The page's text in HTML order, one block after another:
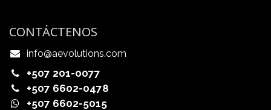
CONTÁCTENOS
info@aevolutions.com
+507 201-0077
+507 6602-0478
+507 6602-5015